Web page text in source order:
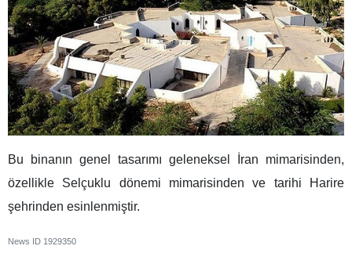
Bu binanın genel tasarımı geleneksel İran mimarisinden,
özellikle Selçuklu dönemi mimarisinden ve tarihi Harire
şehrinden esinlenmiştir.
News ID 1929350